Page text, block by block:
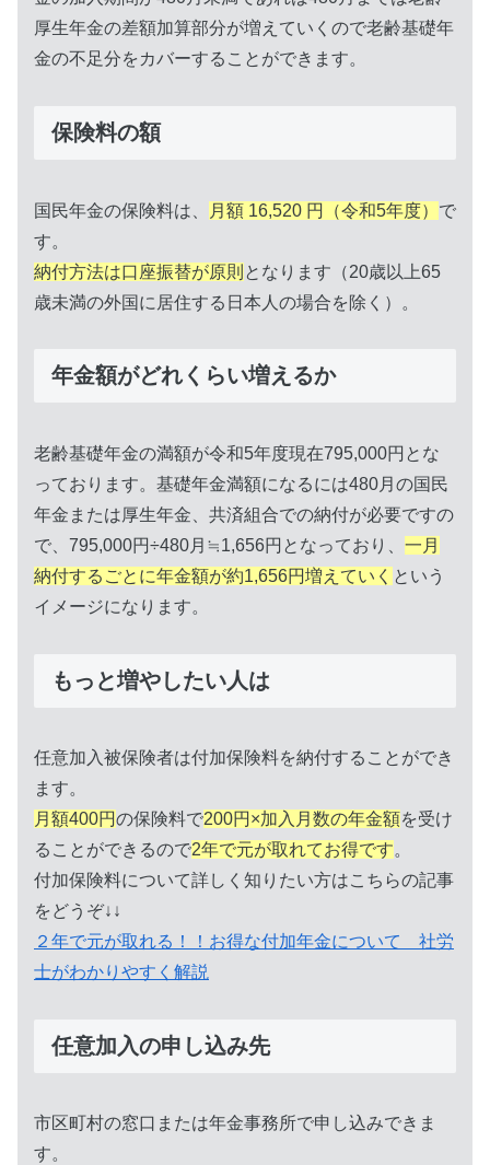
厚生年金の差額加算部分が増えていくので老齢基礎年
金の不足分をカバーすることができます。
保険料の額
国民年金の保険料は、 月額 16,520 円（令和5年度） で
す。
納付方法は口座振替が原則 となります（20歳以上65
歳未満の外国に居住する日本人の場合を除く）。
年金額がどれくらい増えるか
老齢基礎年金の満額が令和5年度現在795,000円とな
っております。基礎年金満額になるには480月の国民
年金または厚生年金、共済組合での納付が必要ですの
で、795,000円÷480月≒1,656円となっており、 一月
納付するごとに年金額が約1,656円増えていく という
イメージになります。
もっと増やしたい人は
任意加入被保険者は付加保険料を納付することができ
ます。
月額400円の保険料で200円×加入月数の年金額を受け
ることができるので2年で元が取れてお得です。
付加保険料について詳しく知りたい方はこちらの記事
をどうぞ↓↓
２年で元が取れる！！お得な付加年金について 社労
士がわかりやすく解説
任意加入の申し込み先
市区町村の窓口または年金事務所で申し込みできま
す。